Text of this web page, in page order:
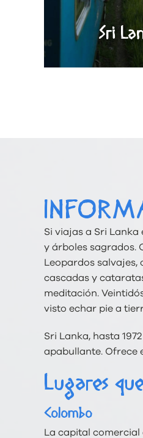
Sri
Si viajas a Sri
y árboles sagrados.
Leopardos salvajes,
cascadas y
meditación.
visto echar pie a
Sri Lanka, hasta
apabullante. Ofrece
Lugares
Colombo
La capital comercial